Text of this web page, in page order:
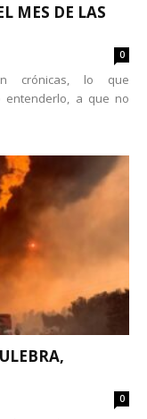
MES DE LAS
0
crónicas, lo que
entenderlo, a que no
0